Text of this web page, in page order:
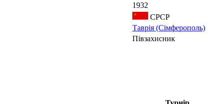
1932
СРСР
Таврія (Сімферополь)
Півзахисник